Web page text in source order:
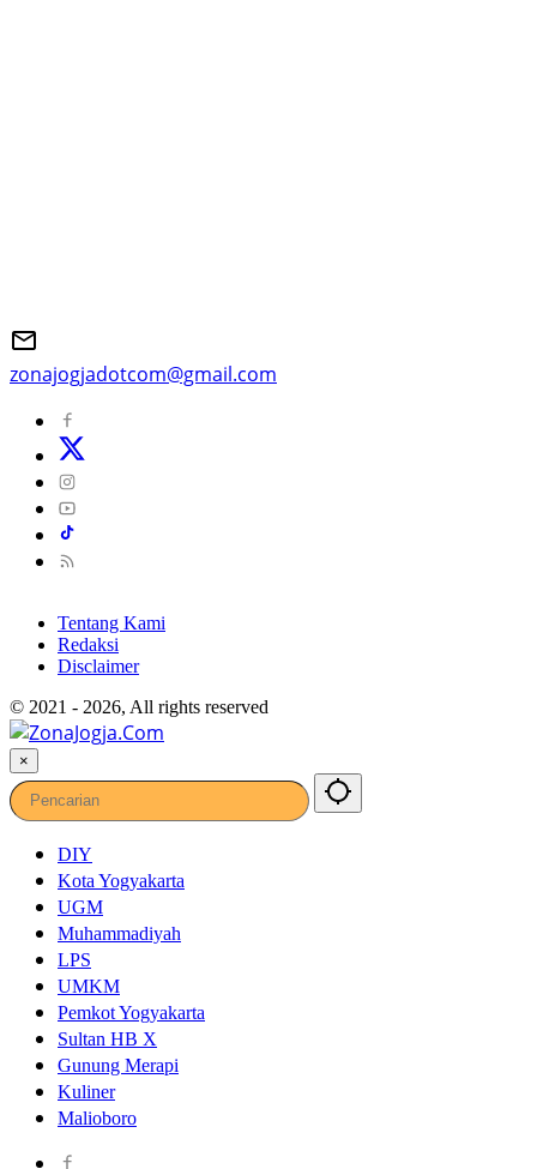
zonajogjadotcom@gmail.com
Tentang Kami
Redaksi
Disclaimer
© 2021 - 2026, All rights reserved
×
DIY
Kota Yogyakarta
UGM
Muhammadiyah
LPS
UMKM
Pemkot Yogyakarta
Sultan HB X
Gunung Merapi
Kuliner
Malioboro